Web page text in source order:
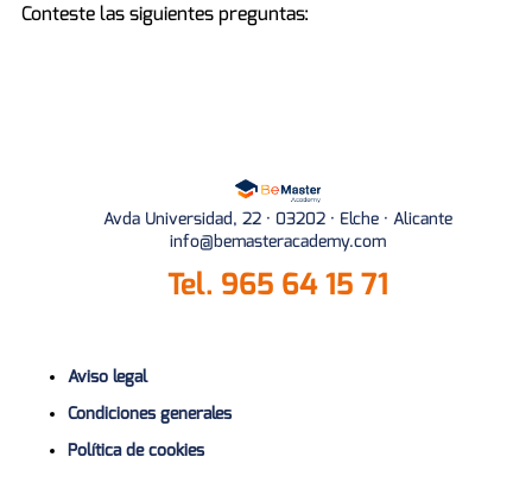
Conteste las siguientes preguntas:
Avda Universidad, 22 · 03202 · Elche · Alicante
info@bemasteracademy.com
Tel. 965 64 15 71
Aviso legal
Condiciones generales
Política de cookies